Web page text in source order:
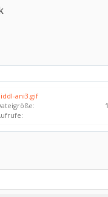
ani3.gif